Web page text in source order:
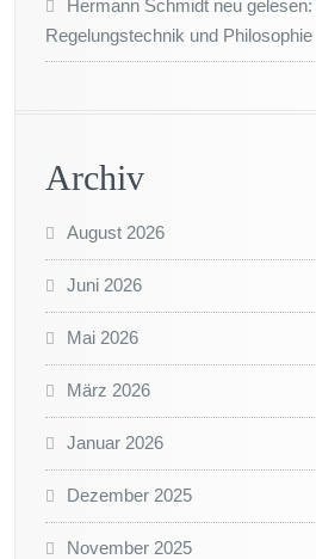
Hermann Schmidt neu
Regelungstechnik und Philosophie
Archiv
August 2026
Juni 2026
Mai 2026
März 2026
Januar 2026
Dezember 2025
November 2025